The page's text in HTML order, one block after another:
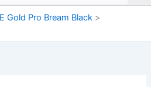
Gold Pro Bream Black